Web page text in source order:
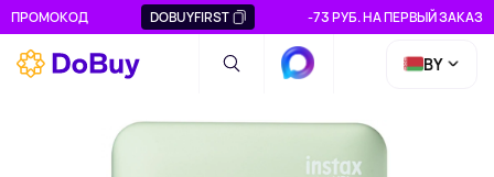
ПРОМОКОД DOBUYFIRST -73 РУБ. НА ПЕРВЫЙ ЗАКАЗ
BY